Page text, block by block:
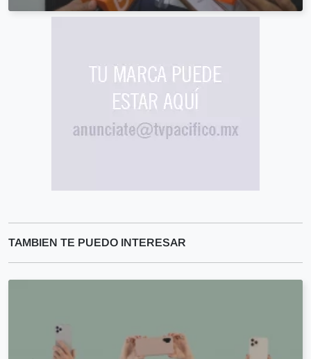
TAMBIEN TE PUEDO INTERESAR